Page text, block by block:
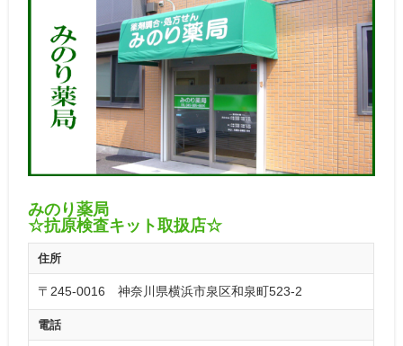
みのり薬局
☆抗原検査キット取扱店☆
住所
〒245-0016 神奈川県横浜市泉区和泉町523-2
電話